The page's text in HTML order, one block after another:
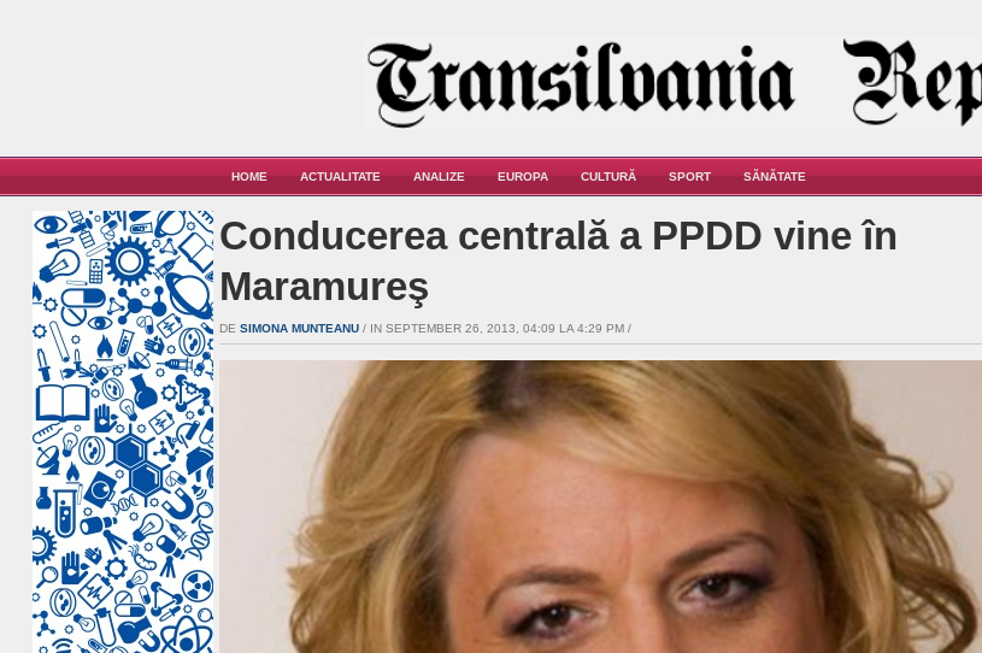
HOME ACTUALITATE ANALIZE EUROPA CULTURĂ SPORT SĂNĂTATE
Conducerea centrală a PPDD vine în
Maramureş
DE SIMONA MUNTEANU / IN SEPTEMBER 26, 2013, 04:09 LA 4:29 PM /